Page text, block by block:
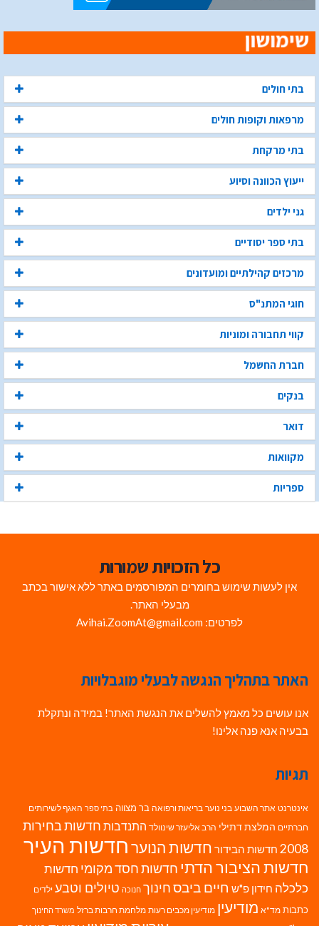
בתי חולים
מרפאות וקופות חולים
בתי מרקחת
ייעוץ הכוונה וסיוע
גני ילדים
בתי ספר יסודיים
מרכזים קהילתיים ומועדונים
חוגי המתנ"ס
קווי תחבורה ומוניות
חברת החשמל
בנקים
דואר
מקוואות
ספריות
כל הזכויות שמורות
אין לעשות שימוש בחומרים המפורסמים באתר ללא אישור בכתב
מבעלי האתר.
לפרטים: Avihai.ZoomAt@gmail.com
האתר בתהליך הנגשה לבעלי מוגבלויות
אנו עושים כל מאמץ להשלים את הנגשת האתר! במידה ונתקלת
בבעיה אנא פנה אלינו!
תגיות
אינטרנט אתר השבוע בני נוער בריאות ורפואה בר מצווה בתי ספר האגף לשירותים
חברתיים המלצת דתילי הרב אליעזר שינוולד התנדבות חדשות בחירות
2008 חדשות הבידור חדשות הנוערחדשות העיר
חדשות הציבור הדתי חדשות חסד מקומי חדשות
כלכלה חידון פ"ש חיים ביבסחינוך חנוכה טיולים וטבע ילדים
כתבות מד"א מודיעין מודיעין מכבים רעות מלחמת חרבות ברזל משרד החינוך